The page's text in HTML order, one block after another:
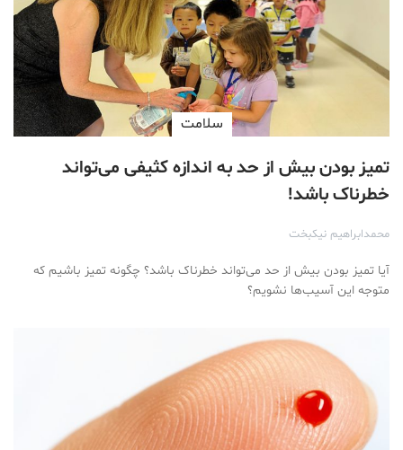
سلامت
تمیز بودن بیش از حد به اندازه کثیفی می‌تواند
خطرناک باشد!
محمدابراهیم نیکبخت
آیا تمیز بودن بیش از حد می‌تواند خطرناک باشد؟ چگونه تمیز باشیم که
متوجه این آسیب‌ها نشویم؟